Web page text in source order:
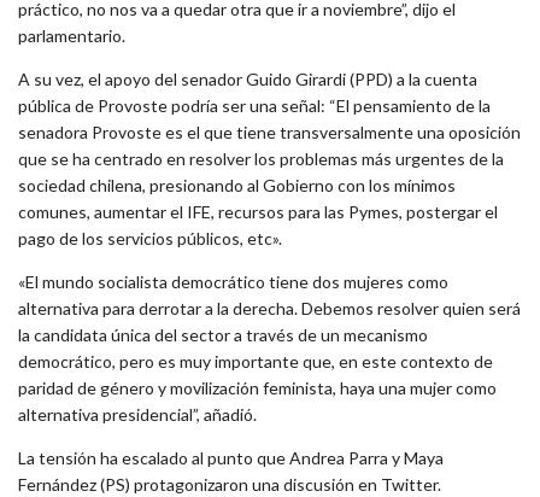
práctico, no nos va a quedar otra que ir a noviembre”, dijo el
parlamentario.
A su vez, el apoyo del senador Guido Girardi (PPD) a la cuenta
pública de Provoste podría ser una señal: “El pensamiento de la
senadora Provoste es el que tiene transversalmente una oposición
que se ha centrado en resolver los problemas más urgentes de la
sociedad chilena, presionando al Gobierno con los mínimos
comunes, aumentar el IFE, recursos para las Pymes, postergar el
pago de los servicios públicos, etc».
«El mundo socialista democrático tiene dos mujeres como
alternativa para derrotar a la derecha. Debemos resolver quien será
la candidata única del sector a través de un mecanismo
democrático, pero es muy importante que, en este contexto de
paridad de género y movilización feminista, haya una mujer como
alternativa presidencial”, añadió.
La tensión ha escalado al punto que Andrea Parra y Maya
Fernández (PS) protagonizaron una discusión en Twitter.